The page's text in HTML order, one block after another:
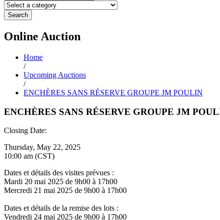
Search
Online Auction
Home
/
Upcoming Auctions
/
ENCHÈRES SANS RÉSERVE GROUPE JM POULIN
ENCHÈRES SANS RÉSERVE GROUPE JM
Closing Date:
Thursday, May 22, 2025
10:00 am (CST)
Dates et détails des visites prévues :
Mardi 20 mai 2025 de 9h00 à 17h00
Mercredi 21 mai 2025 de 9h00 à 17h00
Dates et détails de la remise des lots :
Vendredi 24 mai 2025 de 9h00 à 17h00